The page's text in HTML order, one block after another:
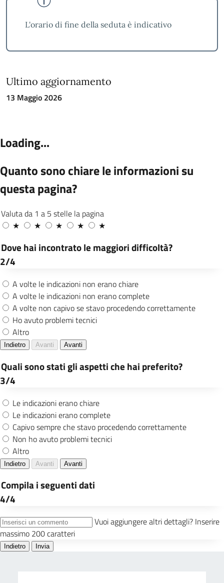
L'orario di fine della seduta è indicativo
Ultimo aggiornamento
13 Maggio 2026